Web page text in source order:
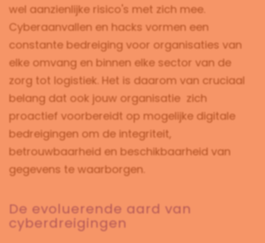
wel aanzienlijke risico's met zich mee.
Cyberaanvallen en hacks vormen een
constante bedreiging voor organisaties van
elke omvang en binnen elke sector van de
zorg tot logistiek. Het is daarom van cruciaal
belang dat ook jouw organisatie zich
proactief voorbereidt op mogelijke digitale
bedreigingen om de integriteit,
betrouwbaarheid en beschikbaarheid van
gegevens te waarborgen.
De evoluerende aard van
cyberdreigingen